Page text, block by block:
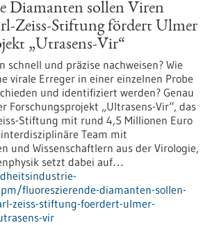
Diamanten sollen Viren
Zeiss-Stiftung fördert Ulmer
„Utrasens-Vir“
schnell und präzise nachweisen? Wie
virale Erreger in einer einzelnen Probe
und identifiziert werden? Genau
Forschungsprojekt „Ultrasens-Vir“, das
Stiftung mit rund 4,5 Millionen Euro
Team mit
und Wissenschaftlern aus der Virologie,
setzt dabei auf…
fluoreszierende-diamanten-sollen-
zeiss-stiftung-foerdert-ulmer-
vir